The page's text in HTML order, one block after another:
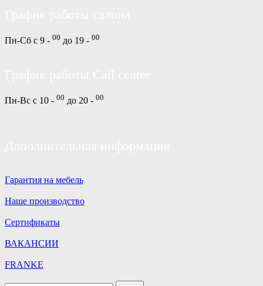
Пн-Сб с 9 - 00 до 19 - 00
Пн-Вс с 10 - 00 до 20 - 00
Гарантия на мебель
Наше производство
Сертификаты
ВАКАНСИИ
FRANKE